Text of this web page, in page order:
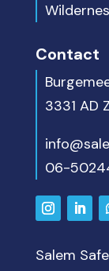
Contact
3331 AD
06-
Salem